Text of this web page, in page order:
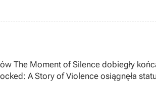
The Moment of Silence dobiegły
A Story of Violence osiągnęła